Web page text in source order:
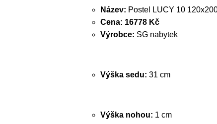
Název: Postel LUCY 10
Cena: 16778 Kč
Výrobce: SG nabytek
Výška sedu: 31 cm
Výška nohou: 1 cm